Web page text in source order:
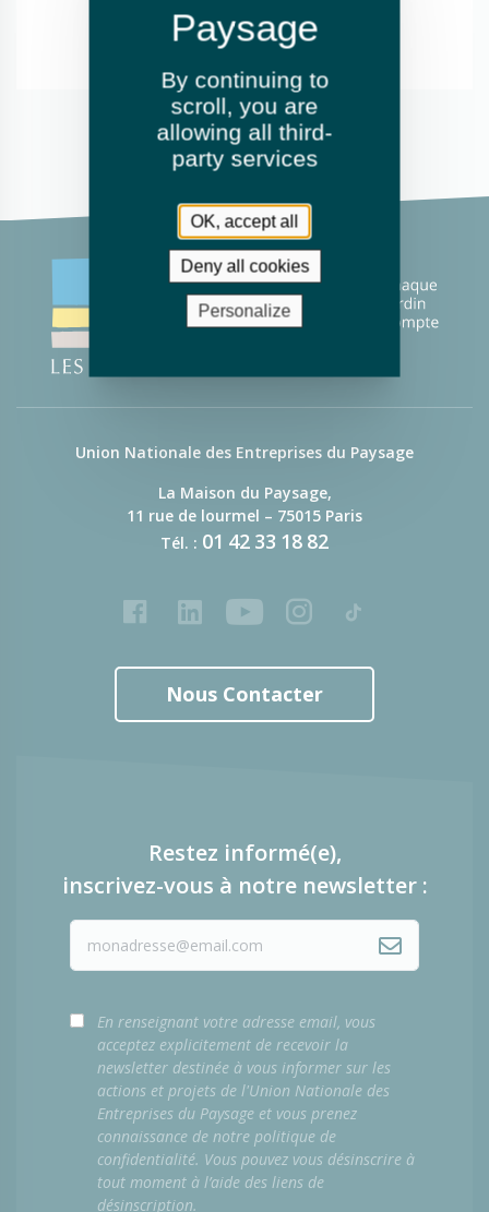
Union Nationale des Entreprises du Paysage
La Maison du Paysage,
11 rue de lourmel – 75015 Paris
Tél. : 01 42 33 18 82
FacebookLinkedInYoutubeInstagram
Tiktok
Nous Contacter
Restez informé(e),
inscrivez-vous à notre newsletter :
En renseignant votre adresse email, vous
acceptez explicitement de recevoir la
newsletter destinée à vous informer sur les
actions et projets de l'Union Nationale des
Entreprises du Paysage et vous prenez
connaissance de notre politique de
confidentialité. Vous pouvez vous désinscrire à
tout moment à l’aide des liens de
désinscription.
By continuing to
scroll, you are
allowing all third-
party services
OK, accept all
Deny all cookies
Personalize